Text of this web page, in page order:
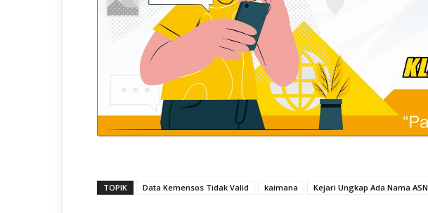
TOPIK Data Kemensos Tidak Valid kaimana Kejari Ungkap Ada Nama ASN